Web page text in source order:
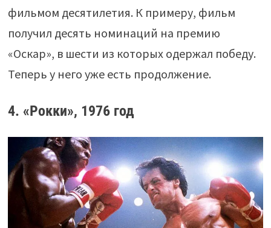
фильмом десятилетия. К примеру, фильм
получил десять номинаций на премию
«Оскар», в шести из которых одержал победу.
Теперь у него уже есть продолжение.
4. «Рокки», 1976 год